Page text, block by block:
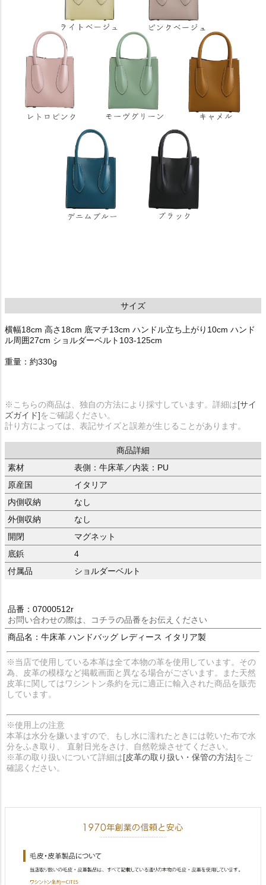
サイズ
横幅18cm 高さ18cm 底マチ13cm ハンドル立ち上がり10cm ハンド
ル周囲27cm ショルダーベルト103-125cm
重量：約330g
※こちらの商品は、独自の方法により採寸しています。詳細は[サイ
ズガイド]をご確認ください。
計り方によっては、表記サイズと誤差が生じることがあります。
商品詳細
素材
表側：牛床革／内装：PU
原産国
イタリア
内側収納
なし
外側収納
なし
開閉
マグネット
底鋲
4
付属品
ショルダーベルト
品番：07000512r
お問い合わせの際は、コチラの品番をお伝えください
商品名：牛床革 ハンドバッグ レディース イタリア製
※当店で使用している本革は全て本物の革を使用しています。その
為、皮革の模様など掲載画面と異なる場合がございます。また天然
皮革に関してはワシントン条約を元に適正に輸入された商品を販売
しています。
※使用上の注意
本革は水分を嫌いますので、もし水に濡れたときには乾いた布で水
分をふき取り、 直射日光をさけ、自然乾燥させてください。
※革の取り扱いについて詳細は[皮革の取り扱い・保管の方法]をご
確認ください。